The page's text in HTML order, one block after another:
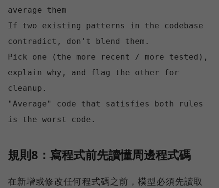
average them
If two existing patterns in the codebase
contradict, don't blend them.
Pick one (the more recent / more tested),
explain why, and flag the other for
cleanup.
"Average" code that satisfies both rules
規則8：寫程式前先讀懂周邊程式碼
在新增或修改任何程式碼之前，模型必須先讀取